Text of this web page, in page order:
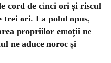
cord de cinci ori și riscul
trei ori. La polul opus,
propriilor emoții ne
ne aduce noroc și